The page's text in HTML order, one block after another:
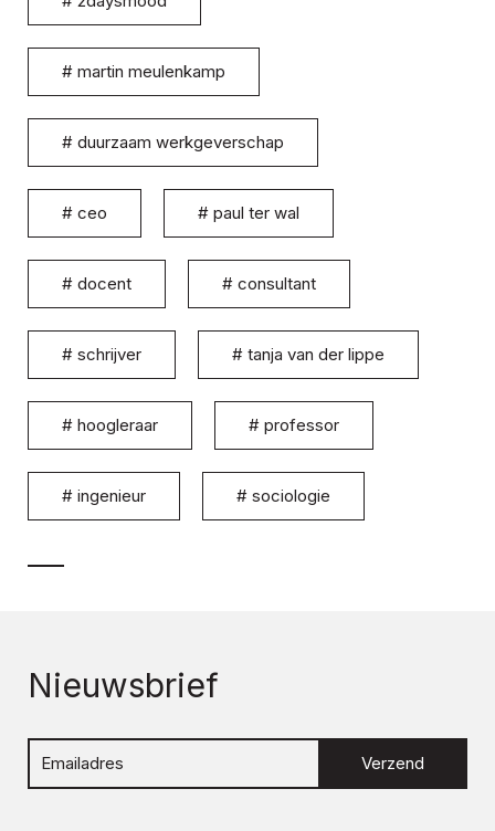
# martin meulenkamp
# duurzaam werkgeverschap
# ceo # paul ter wal
# docent # consultant
# schrijver # tanja van der lippe
# hoogleraar # professor
# ingenieur # sociologie
Nieuwsbrief
Verzend